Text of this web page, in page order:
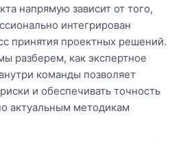
напрямую зависит от того,
интегрирован
принятия проектных решений.
разберем, как экспертное
команды позволяет
и обеспечивать точность
актуальным методикам